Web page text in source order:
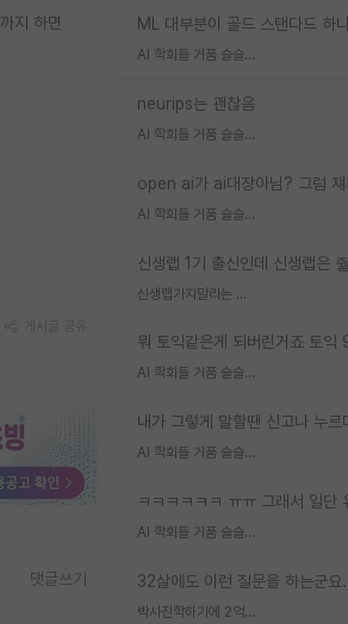
AI 학회들 거품 슬슬 지적이 나오네요
neurips는 괜찮음
AI 학회들 거품 슬슬 지적이 나오네요
AI 학회들 거품 슬슬 지적이 나오네요
신생랩가지말라는 이유가 있었구나
AI 학회들 거품 슬슬 지적이 나오네요
내가 그렇게 말할땐 신고나 누르
AI 학회들 거품 슬슬 지적이 나오네요
AI 학회들 거품 슬슬 지적이 나오네요
32살에도 이런 질문을 하는군요
박사진학하기에 2억은 괜찮은 (?) 정도의 경제력인가요
지 하면
댓글쓰기